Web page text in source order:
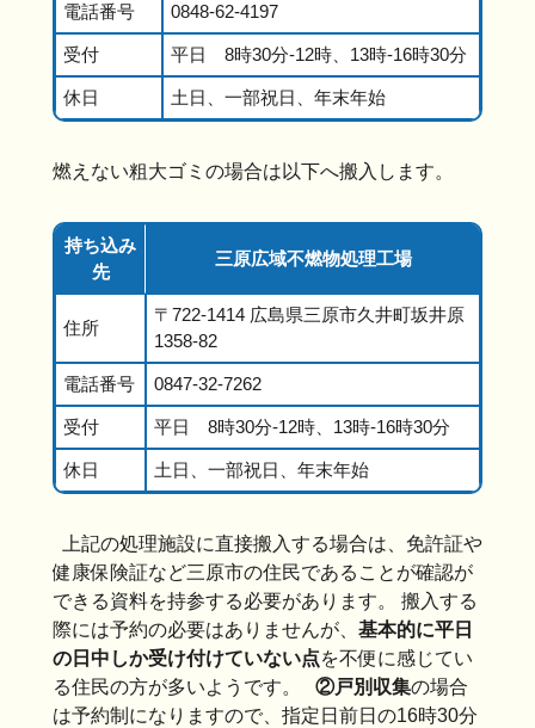
電話番号 0848-62-4197
受付 平日 8時30分-12時、13時-16時30分
休日 土日、一部祝日、年末年始
燃えない粗大ゴミの場合は以下へ搬入します。
持ち込み
先
三原広域不燃物処理工場
住所
〒722-1414 広島県三原市久井町坂井原
1358-82
電話番号 0847-32-7262
受付 平日 8時30分-12時、13時-16時30分
休日 土日、一部祝日、年末年始
上記の処理施設に直接搬入する場合は、免許証や
健康保険証など三原市の住民であることが確認が
できる資料を持参する必要があります。 搬入する
際には予約の必要はありませんが、 基本的に平日
の日中しか受け付けていない点を不便に感じてい
る住民の方が多いようです。 ②戸別収集の場合
は予約制になりますので、指定日前日の16時30分